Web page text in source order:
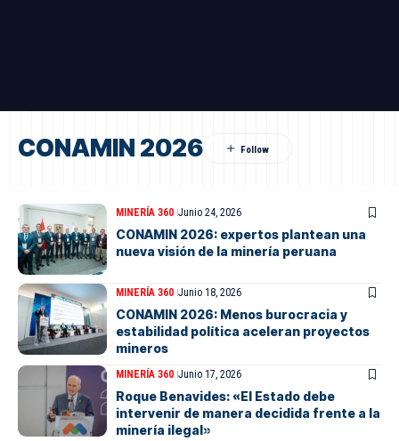
CONAMIN 2026
MINERÍA 360 Junio 24, 2026
CONAMIN 2026: expertos plantean una
nueva visión de la minería peruana
MINERÍA 360 Junio 18, 2026
CONAMIN 2026: Menos burocracia y
estabilidad política aceleran proyectos
mineros
MINERÍA 360 Junio 17, 2026
Roque Benavides: «El Estado debe
intervenir de manera decidida frente a la
minería ilegal»